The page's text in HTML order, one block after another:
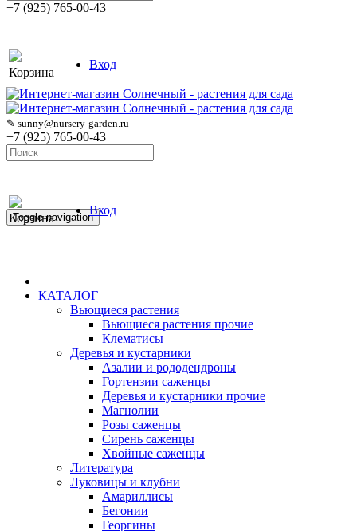
+7 (925) 765-00-43
Корзина
Вход
✎ sunny@nursery-garden.ru
+7 (925) 765-00-43
Корзина
Вход
Toggle navigation
КАТАЛОГ
Вьющиеся растения
Вьющиеся растения прочие
Клематисы
Деревья и кустарники
Азалии и рододендроны
Гортензии саженцы
Деревья и кустарники прочие
Магнолии
Розы саженцы
Сирень саженцы
Хвойные саженцы
Литература
Луковицы и клубни
Амариллисы
Бегонии
Георгины